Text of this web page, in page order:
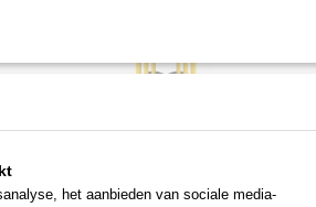
€ 120,96
het aanbieden van sociale media-